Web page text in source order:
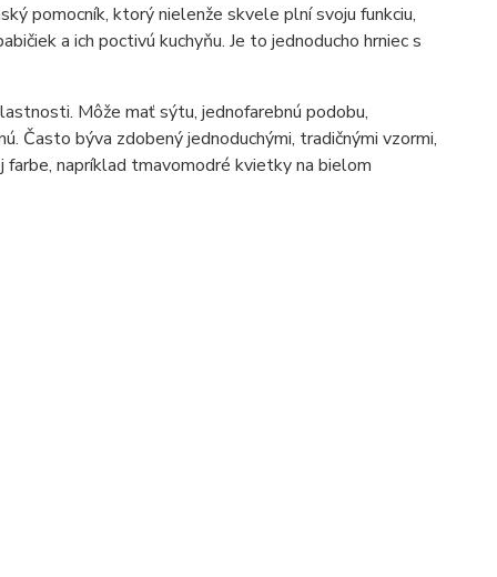
pomocník, ktorý nielenže skvele plní svoju funkciu,
a ich poctivú kuchyňu. Je to jednoducho hrniec s
Môže mať sýtu, jednofarebnú podobu,
Často býva zdobený jednoduchými, tradičnými vzormi,
napríklad tmavomodré kvietky na bielom